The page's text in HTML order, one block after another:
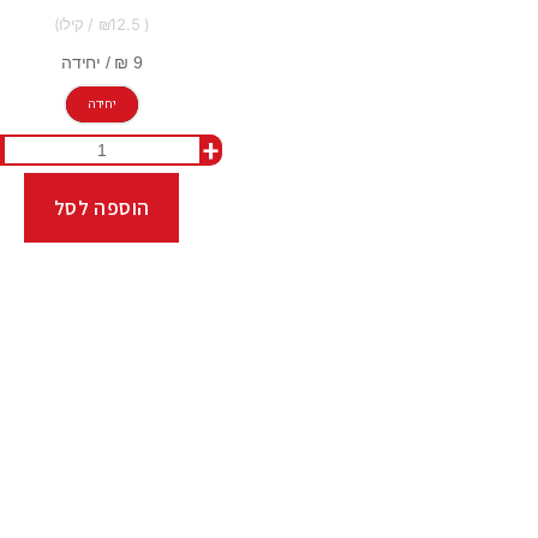
12.5
יחידה
+
הוספה לסל